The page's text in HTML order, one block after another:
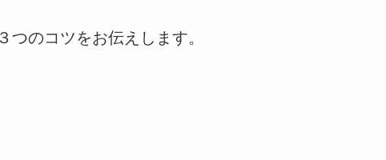
のコツをお伝えします。